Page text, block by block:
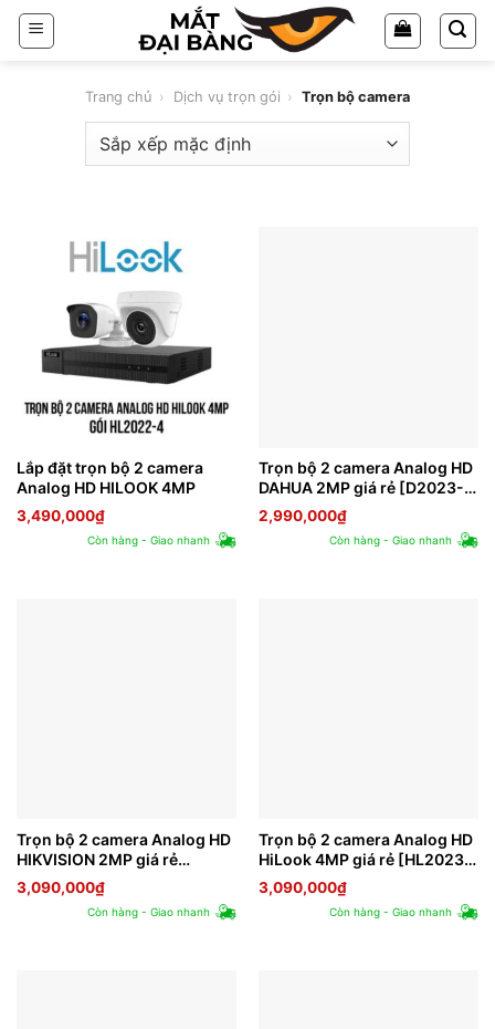
Chuyển
đến
Trang chủ › Dịch vụ trọn gói › Trọn bộ camera
Lắp đặt trọn bộ 2 camera
Analog HD HILOOK 4MP
3,490,000₫
Còn hàng - Giao nhanh
Trọn bộ 2 camera Analog HD
DAHUA 2MP giá rẻ [D2023-
2]
2,990,000₫
Còn hàng - Giao nhanh
Trọn bộ 2 camera Analog HD
HIKVISION 2MP giá rẻ
[H2023-2]
3,090,000₫
Còn hàng - Giao nhanh
Trọn bộ 2 camera Analog HD
HiLook 4MP giá rẻ [HL2023-
2]
3,090,000₫
Còn hàng - Giao nhanh